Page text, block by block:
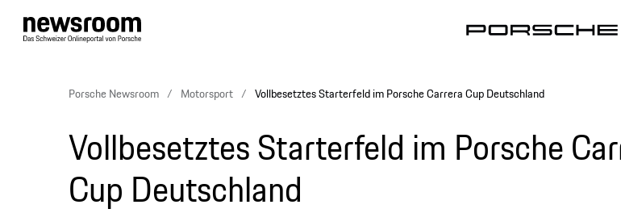
Porsche Newsroom Motorsport Vollbesetztes Starterfeld im Porsche Carrera Cup Deutschland
Vollbesetztes Starterfeld im Porsche
Cup Deutschland